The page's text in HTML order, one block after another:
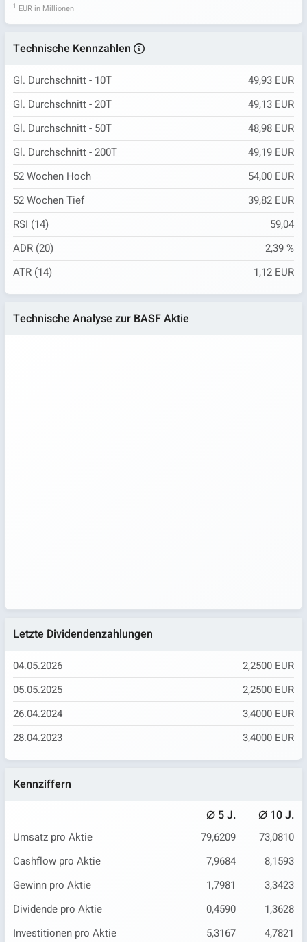
1 EUR in Millionen
Technische Kennzahlen
Gl. Durchschnitt - 10T
49,93 EUR
Gl. Durchschnitt - 20T
49,13 EUR
Gl. Durchschnitt - 50T
48,98 EUR
Gl. Durchschnitt - 200T
49,19 EUR
52 Wochen Hoch
54,00 EUR
52 Wochen Tief
39,82 EUR
RSI (14)
59,04
ADR (20)
2,39 %
ATR (14)
1,12 EUR
Technische Analyse zur BASF Aktie
Letzte Dividendenzahlungen
04.05.2026
2,2500 EUR
05.05.2025
2,2500 EUR
26.04.2024
3,4000 EUR
28.04.2023
3,4000 EUR
Kennziffern
⌀ 5 J. ⌀ 10 J.
Umsatz pro Aktie 79,6209
73,0810
Cashflow pro Aktie
7,9684
8,1593
Gewinn pro Aktie
1,7981
3,3423
Dividende pro Aktie
0,4590
1,3628
Investitionen pro Aktie
5,3167
4,7821